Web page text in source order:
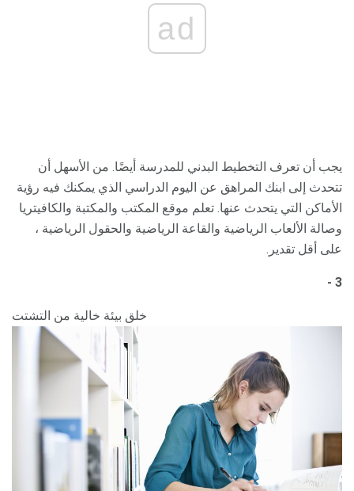
ad
يجب أن تعرف التخطيط البدني للمدرسة أيضًا. من الأسهل أن
تتحدث إلى ابنك المراهق عن اليوم الدراسي الذي يمكنك فيه رؤية
الأماكن التي يتحدث عنها. تعلم موقع المكتب والمكتبة والكافيتريا
وصالة الألعاب الرياضية والقاعة الرياضية والحقول الرياضية ،
على أقل تقدير.
3 -
خلق بيئة خالية من التشتت